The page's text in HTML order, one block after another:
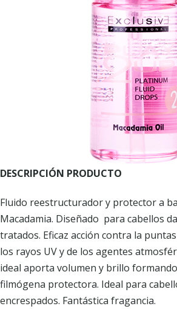
DESCRIPCIÓN PRODUCTO
Fluido reestructurador y protector a
Macadamia. Diseñado para cabellos
tratados. Eficaz acción contra la
los rayos UV y de los agentes
ideal aporta volumen y brillo
filmógena protectora. Ideal para
encrespados. Fantástica fragancia.